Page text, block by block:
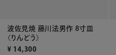
波佐見焼 藤川法男作 8寸皿
〈りんどう〉
¥ 14,300